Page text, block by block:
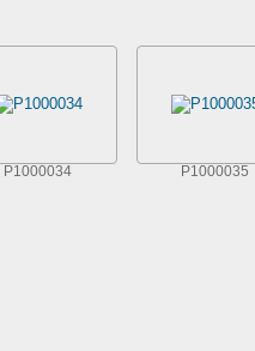
P1000034 P1000035